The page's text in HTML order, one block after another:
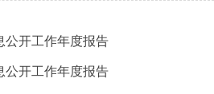
公开工作年度报告
公开工作年度报告